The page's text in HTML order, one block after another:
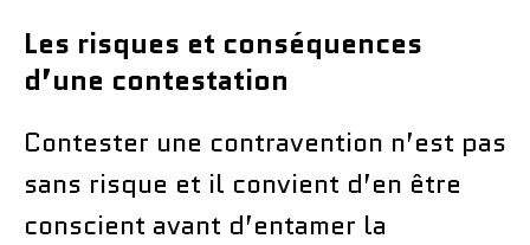
Les risques et conséquences
d’une contestation
Contester une contravention n’est pas
sans risque et il convient d’en être
conscient avant d’entamer la